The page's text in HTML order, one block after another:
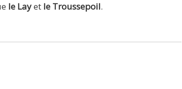
le Layet le Troussepoil.